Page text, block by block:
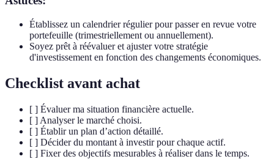
Établissez un calendrier régulier pour passer en revue votre
portefeuille (trimestriellement ou annuellement).
Soyez prêt à réévaluer et ajuster votre stratégie
d'investissement en fonction des changements économiques.
Checklist avant achat
[ ] Évaluer ma situation financière actuelle.
[ ] Analyser le marché choisi.
[ ] Établir un plan d’action détaillé.
[ ] Décider du montant à investir pour chaque actif.
[ ] Fixer des objectifs mesurables à réaliser dans le temps.